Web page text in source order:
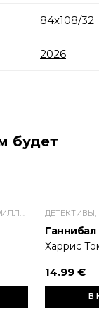
84x108/32
2026
будет
Ганнибал
Харрис
14.99 €
В